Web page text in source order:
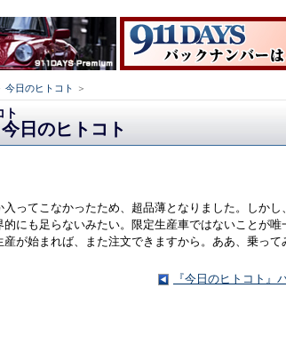
今日のヒトコト ＞
ト
日のヒトコト
ってこなかったため、超品薄となりました。しかし
にも足らないみたい。限定生産車ではないことが唯
が始まれば、また注文できますから。ああ、乗って
『今日のヒトコト』